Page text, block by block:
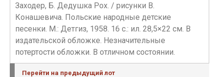
Заходер, Б. Дедушка Рох. / рисунки В.
Конашевича. Польские народные детские
песенки. М.: Детгиз, 1958. 16 с.: ил. 28,5×22 см. В
издательской обложке. Незначительные
потертости обложки. В отличном состоянии.
Перейти на предыдущий лот